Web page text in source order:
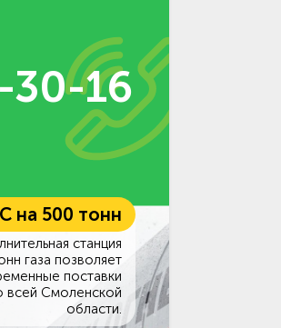
30-16
на 500 тонн
станция
газа позволяет
поставки
всей Смоленской
области.